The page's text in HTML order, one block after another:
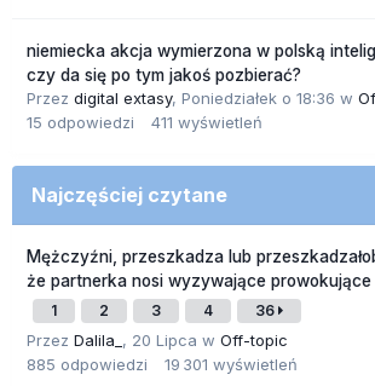
niemiecka akcja wymierzona w polską
czy da się po tym jakoś pozbierać?
Przez digital extasy, Poniedziałek o 18:36 w
15 odpowiedzi 411 wyświetleń
Najczęściej czytane
Mężczyźni, przeszkadza lub
że partnerka nosi wyzywające prowokujące
1 2 3 4 36
Przez Dalila_ , 20 Lipca w Off-topic
885 odpowiedzi 19 301 wyświetleń